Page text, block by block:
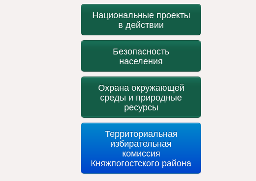
Национальные проекты
в действии
Безопасность
населения
Охрана окружающей
среды и природные
ресурсы
Территориальная
избирательная
комиссия
Княжпогостского района